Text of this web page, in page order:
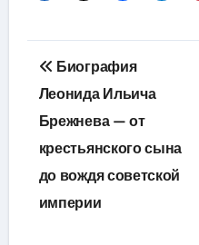
Навигация
по
записям
Биография
Леонида Ильича
Брежнева — от
крестьянского сына
до вождя советской
империи